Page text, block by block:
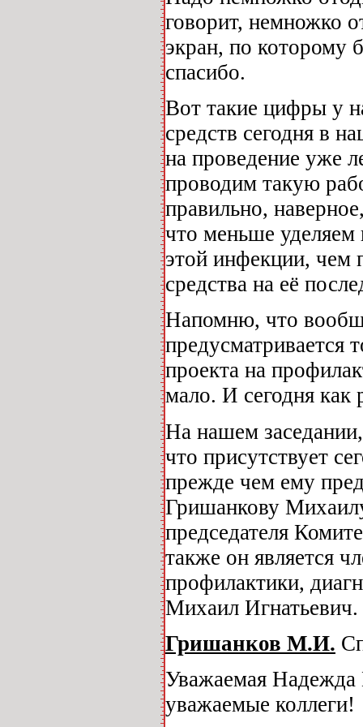
говорит, немножко
экран, по которому
спасибо.
Вот такие цифры у
средств сегодня в
на проведение уже
проводим такую
правильно,
что меньше уделяем
этой инфекции, чем
средства на её
Напомню, что
предусматривается
проекта на
мало. И сегодня как
На нашем
что присутствует
прежде чем ему
Гришанкову
председателя
также он является
профилактики,
Михаил Игнатьевич.
Гришанков М.И.
Уважаемая Надежда
уважаемые коллеги!